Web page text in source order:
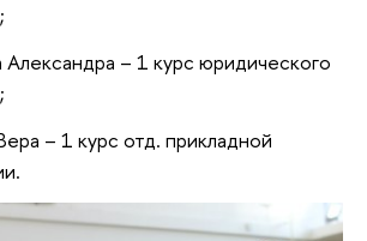
Александра – 1 курс юридического
– 1 курс отд. прикладной